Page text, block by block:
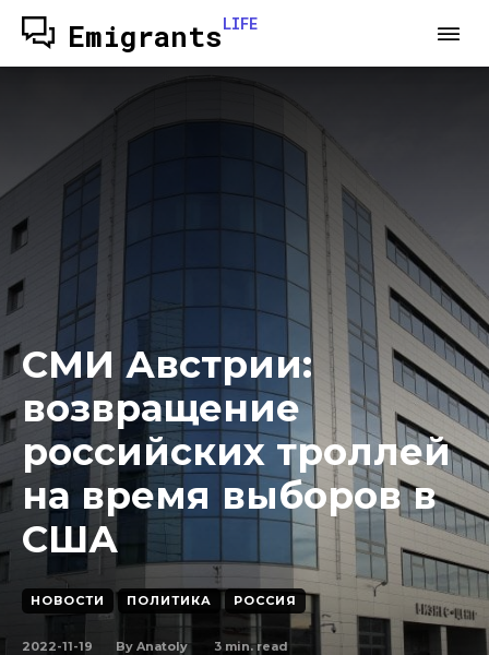
EmigrantsLIFE
СМИ Австрии:
возвращение
российских троллей
на время выборов в
США
НОВОСТИ ПОЛИТИКА РОССИЯ
2022-11-19 By Anatoly 3 min. read